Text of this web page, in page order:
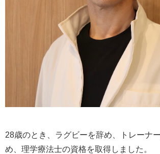
28歳のとき、ラグビーを辞め、トレーナ
め、理学療法士の資格を取得しました。